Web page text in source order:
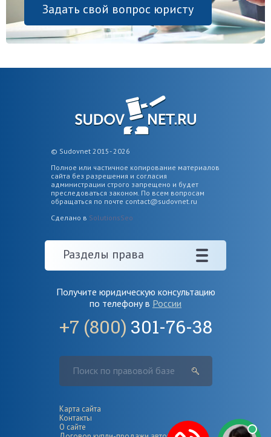
Задать свой вопрос юристу
© Sudovnet 2015- 2026
Полное или частичное копирование материалов
сайта без разрешения и согласия
администрации строго запрещено и будет
преследоваться законом. По всем вопросам
обращаться по почте contact@sudovnet.ru
Сделано в SolutionsSeo
Разделы права
Получите юридическую консультацию
по телефону в России
+7 (800) 301-76-38
Карта сайта
Контакты
О сайте